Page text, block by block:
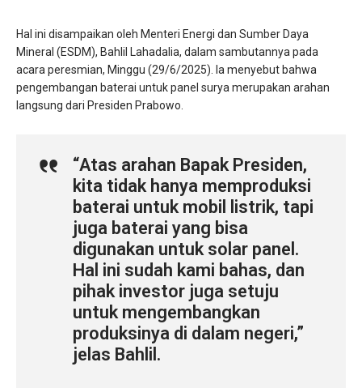
Hal ini disampaikan oleh Menteri Energi dan Sumber Daya
Mineral (ESDM), Bahlil Lahadalia, dalam sambutannya pada
acara peresmian, Minggu (29/6/2025). Ia menyebut bahwa
pengembangan baterai untuk panel surya merupakan arahan
langsung dari Presiden Prabowo.
“Atas arahan Bapak Presiden,
kita tidak hanya memproduksi
baterai untuk mobil listrik, tapi
juga baterai yang bisa
digunakan untuk solar panel.
Hal ini sudah kami bahas, dan
pihak investor juga setuju
untuk mengembangkan
produksinya di dalam negeri,”
jelas Bahlil.